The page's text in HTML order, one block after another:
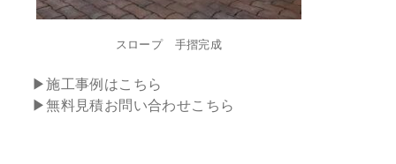
スロープ 手摺完成
▶施工事例はこちら
▶無料見積お問い合わせこちら